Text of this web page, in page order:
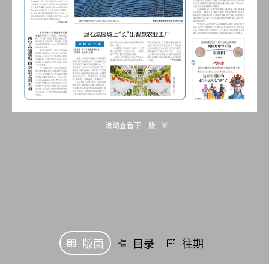
滑动查看下一版
版面 目录 往期